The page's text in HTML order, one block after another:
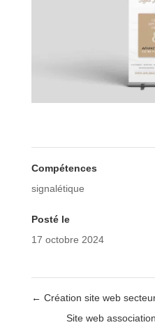
Compétences
signalétique
Posté le
17 octobre 2024
← Création site web
Site web